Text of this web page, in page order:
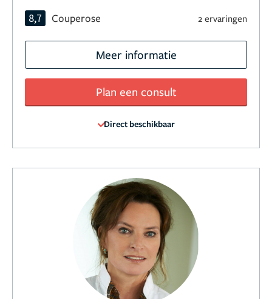
8,7 Couperose 2 ervaringen
Meer informatie
Plan een consult
Direct beschikbaar